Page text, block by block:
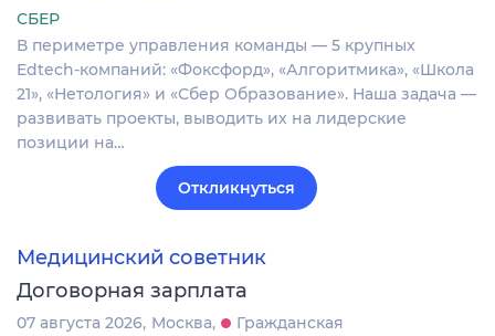
СБЕР
В периметре управления команды — 5 крупных
Edtech-компаний: «Фоксфорд», «Алгоритмика», «Школа
21», «Нетология» и «Сбер Образование». Наша задача —
развивать проекты, выводить их на лидерские
позиции на…
Откликнуться
Медицинский советник
Договорная зарплата
07 августа 2026 Москва
Гражданская